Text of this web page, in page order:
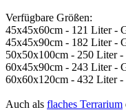
Verfügbare Größen:
45x45x60cm - 121 Liter -
45x45x90cm - 182 Liter -
50x50x100cm - 250 Liter -
60x45x90cm - 243 Liter -
60x60x120cm - 432 Liter -
Auch als flaches Terrarium